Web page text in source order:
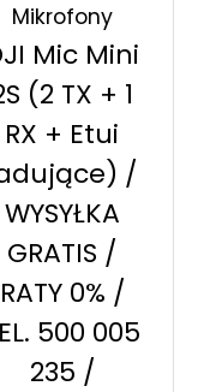
Mikrofony
Mic Mini
(2 TX + 1
RX + Etui
/
WYSYŁKA
GRATIS /
RATY 0% /
500 005
235 /